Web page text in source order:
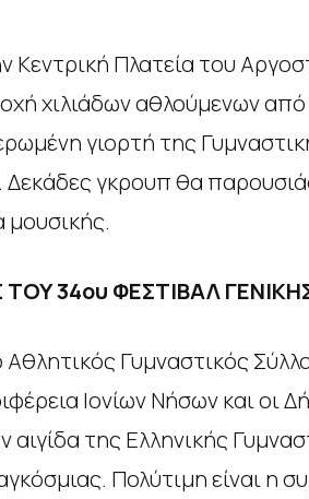
Κεντρική Πλατεία του
χιλιάδων αθλούμενων
γιορτή της
Δεκάδες γκρουπ θα
34ου ΦΕΣΤΙΒΑΛ
Γυμναστικός
Ιονίων Νήσων και οι
αιγίδα της Ελληνικής
Πολύτιμη είναι η